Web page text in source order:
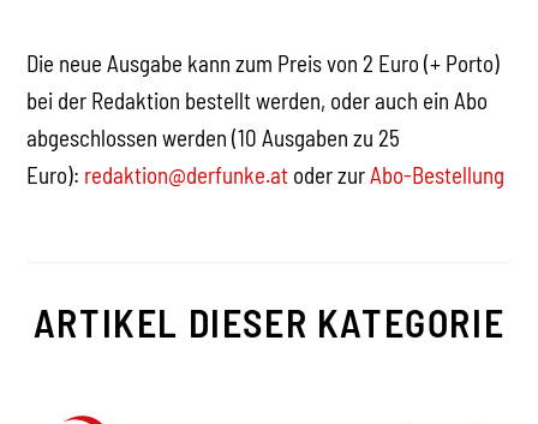
Die neue Ausgabe kann zum Preis von 2 Euro (+ Porto)
bei der Redaktion bestellt werden, oder auch ein Abo
abgeschlossen werden (10 Ausgaben zu 25
Euro): redaktion@derfunke.at oder zur Abo-Bestellung
ARTIKEL DIESER KATEGORIE